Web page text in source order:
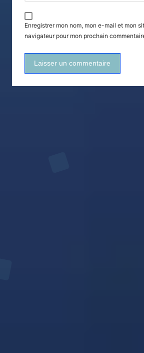
Enregistrer mon nom, mon e-mail et mon
navigateur pour mon prochain